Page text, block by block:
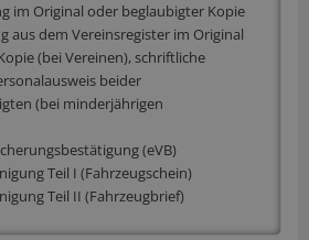
im Original oder beglaubigter Kopie
aus dem Vereinsregister im Original
(bei Vereinen), schriftliche
beider
(bei minderjährigen
(eVB)
Teil I (Fahrzeugschein)
Teil II (Fahrzeugbrief)